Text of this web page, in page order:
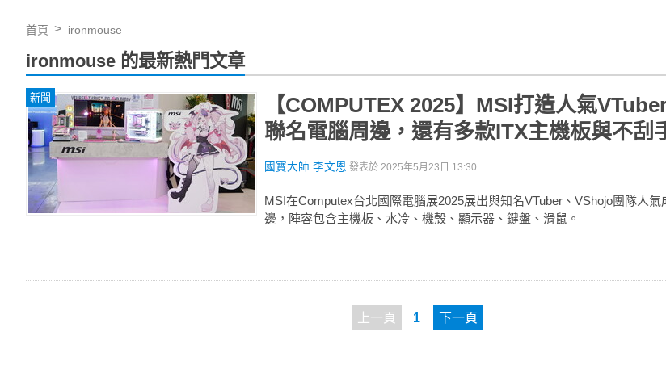
首頁 ironmouse
ironmouse 的最新熱門文章
新聞
【COMPUTEX 2025】MSI打造人氣
聯名電腦周邊，還有多款ITX主機板與不刮
國寶大師 李文恩 發表於 2025年5月23日 13:30
MSI在Computex台北國際電腦展2025展出與知名VTuber、VShojo團隊人
邊，陣容包含主機板、水冷、機殼、顯示器、鍵盤、滑鼠。
上一頁 1 下一頁